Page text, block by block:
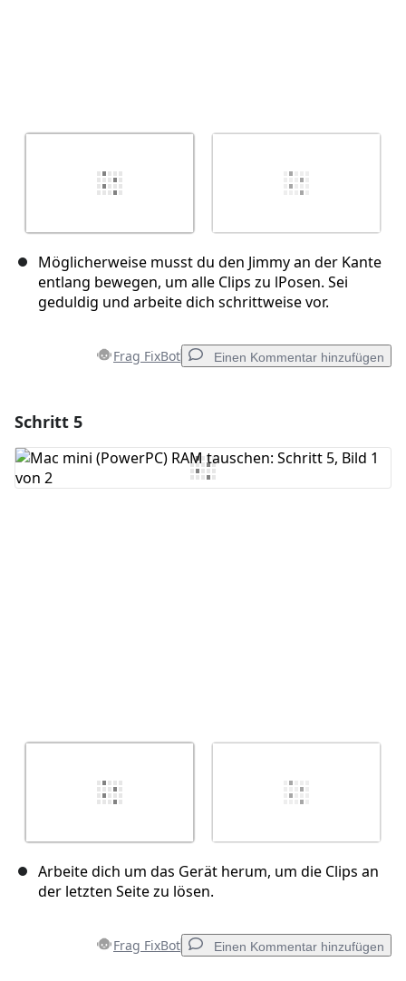
Möglicherweise musst du den Jimmy an der Kante
entlang bewegen, um alle Clips zu lPosen. Sei
geduldig und arbeite dich schrittweise vor.
Frag FixBot Einen Kommentar hinzufügen
Kommentar hinzufügen
Schritt 5
Arbeite dich um das Gerät herum, um die Clips an
der letzten Seite zu lösen.
Frag FixBot Einen Kommentar hinzufügen